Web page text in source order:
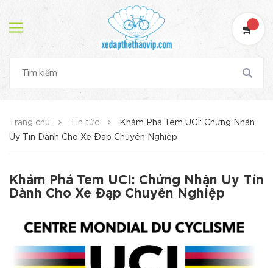
Trang chủ Tin tức
Khám Phá Tem UCI: Chứng Nhận
Uy Tín Dành Cho Xe Đạp Chuyên Nghiệp
Khám Phá Tem UCI: Chứng Nhận Uy Tín
Dành Cho Xe Đạp Chuyên Nghiệp